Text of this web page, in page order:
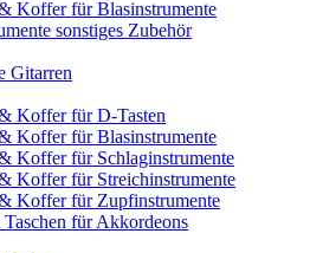
Koffer für Blasinstrumente
sonstiges Zubehör
Gitarren
Koffer für D-Tasten
Koffer für Blasinstrumente
Koffer für Schlaginstrumente
Koffer für Streichinstrumente
Koffer für Zupfinstrumente
für Akkordeons